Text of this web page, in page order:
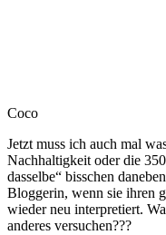
Coco
Jetzt muss ich auch mal
Nachhaltigkeit oder die
dasselbe“ bisschen
Bloggerin, wenn sie ihren
wieder neu interpretiert.
anderes versuchen???